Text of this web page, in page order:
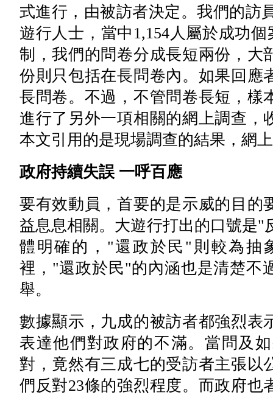
式進行，由被訪者決定。我們的訪
遊行人士，當中1,154人屬於成功
制，我們的問卷分成長短兩份，大
份則只包括在長問卷內。如果回應
長問卷。不過，不管問卷長短，樣
進行了另外一項相關的網上調查，
本文引用的是現場調查的結果，網
政府持續失誤 一呼百應
要有效動員，首要的是示威的目的
益息息相關。大遊行打出的口號是"
體明確的，"還政於民"則較為抽
裡，"還政於民"的內涵也是清楚不
舉。
數據顯示，九成的被訪者都強烈表
表達他們對政府的不滿。當問及
對，竟然有三成七的受訪者主張以
們反對23條的強烈程度。而政府